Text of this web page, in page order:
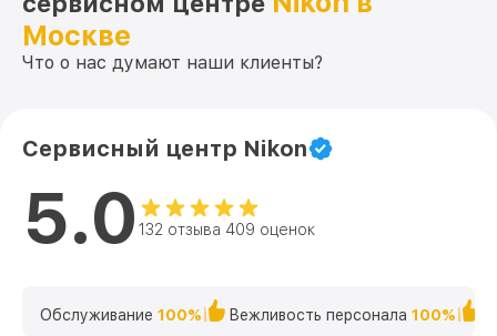
M3 624x50 (25,4mm) SF FCD Nikon
(восстановление) M3 624x50 (25,4mm)
(25,4mm) SF FCD Nikon
Москве
Что о нас думают наши клиенты?
Сервисный центр Nikon
5.0 132 отзыва 409 оценок
Обслуживание 100% Вежливость персонала 100%